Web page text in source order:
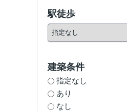
駅徒歩
建築条件
指定なし
あり
なし